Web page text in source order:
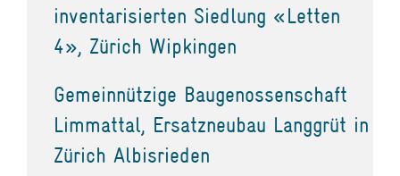
inventarisierten Siedlung «Letten
4», Zürich Wipkingen
Gemeinnützige Baugenossenschaft
Limmattal, Ersatzneubau Langgrüt in
Zürich Albisrieden